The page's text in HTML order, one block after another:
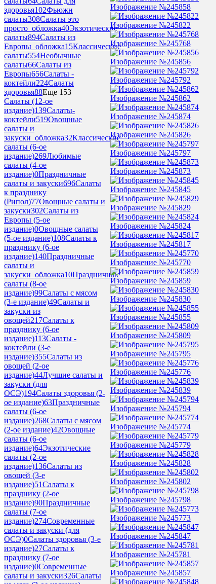
здоровья102Фьюжн
салаты308Салаты это
просто_обложка40Экзотические
салаты894Салаты из
Европы_обложка15Классические
салаты554Необычные
салаты66Салаты из
Европы656Салаты -
коктейли224Салаты
здоровья88Еще 153
Салаты (12-ое
издание)139Салаты-
коктейли519Овощные
салаты и
закуски_обложка32Классические
салаты (6-ое
издание)269Любимые
салаты (4-ое
издание)0Праздничные
салаты и закуски696Салаты
к празднику
(Рипол)77Овощные салаты и
закуски302Салаты из
Европы (5-ое
издание)0Овощные салаты
(5-ое издание)108Салаты к
празднику (6-ое
издание)140Праздничные
салаты и
закуски_обложка10Праздничные
салаты (8-ое
издание)99Салаты с мясом
(3-е издание)49Салаты и
закуски из
овощей217Салаты к
празднику (6-ое
издание)113Салаты -
коктейли (3-е
издание)355Салаты из
овощей (2-ое
издание)44Лучшие салаты и
закуски (для
ОСЭ)194Салаты здоровья (2-
ое издание)63Праздничные
салаты (6-ое
издание)268Салаты с мясом
(2-ое издание)42Овощные
салаты (6-ое
издание)64Экзотические
салаты (2-ое
издание)136Салаты из
овощей (3-е
издание)51Салаты к
празднику (2-ое
издание)90Праздничные
салаты (7-ое
издание)274Современные
салаты и закуски (для
ОСЭ)0Салаты здоровья (3-е
издание)27Салаты к
празднику (7-ое
издание)0Современные
салаты и закуски326Салаты
Изображение №245858
Изображение №245822
Изображение №245768
Изображение №245856
Изображение №245792
Изображение №245862
Изображение №245874
Изображение №245826
Изображение №245797
Изображение №245873
Изображение №245845
Изображение №245829
Изображение №245824
Изображение №245817
Изображение №245770
Изображение №245859
Изображение №245830
Изображение №245855
Изображение №245809
Изображение №245795
Изображение №245776
Изображение №245839
Изображение №245794
Изображение №245774
Изображение №245779
Изображение №245828
Изображение №245802
Изображение №245798
Изображение №245773
Изображение №245847
Изображение №245781
Изображение №245857